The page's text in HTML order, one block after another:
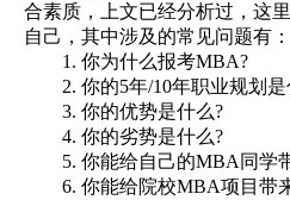
合素质，上文已经分析过，这
自己，其中涉及的常见问题有：
1. 你为什么报考MBA?
2. 你的5年/10年职业规划是
3. 你的优势是什么?
4. 你的劣势是什么?
5. 你能给自己的MBA同学
6. 你能给院校MBA项目带